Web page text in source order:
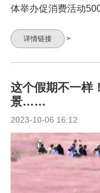
体举办促消费活动
详情链接 >
这个假期不一样
景……
2023-10-06 16:12